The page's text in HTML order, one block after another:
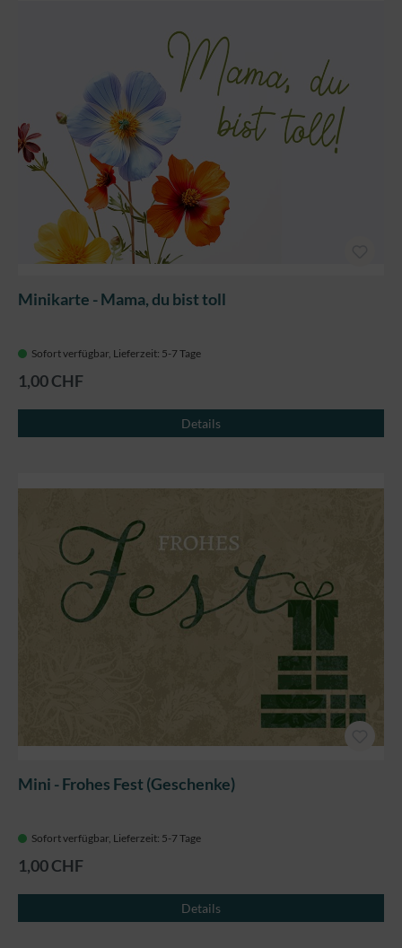
Minikarte - Mama, du bist toll
Sofort verfügbar, Lieferzeit: 5-7 Tage
1,00 CHF
Details
Mini - Frohes Fest (Geschenke)
Sofort verfügbar, Lieferzeit: 5-7 Tage
1,00 CHF
Details